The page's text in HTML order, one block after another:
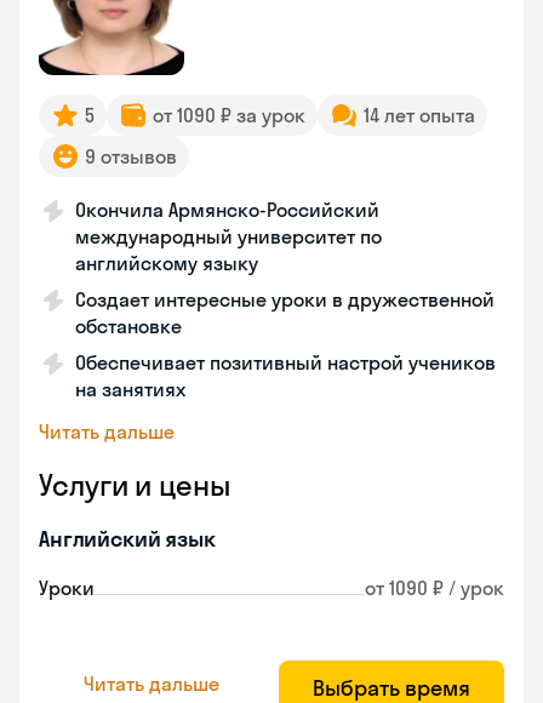
5 от 1090 ₽ за урок
14 лет опыта
9 отзывов
Окончила Армянско-Российский
международный университет по
английскому языку
Создает интересные уроки в дружественной
обстановке
Обеспечивает позитивный настрой учеников
на занятиях
Читать дальше
Услуги и цены
Английский язык
Уроки от 1090 ₽ / урок
Читать дальше Выбрать время